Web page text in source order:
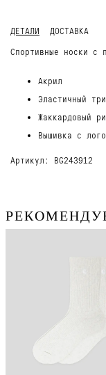
ДЕТАЛИ
ДОСТАВКА
Спортивные носки с
Акрил
Эластичный
Жаккардовый
Вышивка с
Артикул: BG243912